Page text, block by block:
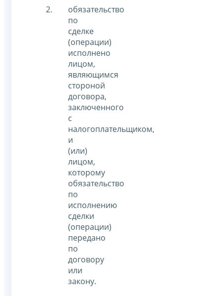
обязательство
по
сделке
(операции)
исполнено
лицом,
являющимся
стороной
договора,
заключенного
с
налогоплательщиком,
и
(или)
лицом,
которому
обязательство
по
исполнению
сделки
(операции)
передано
по
договору
или
закону.